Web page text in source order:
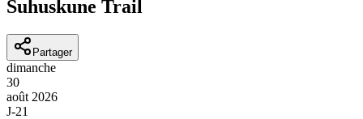
Suhuskune Trail
Partager
dimanche
30
août 2026
J-21